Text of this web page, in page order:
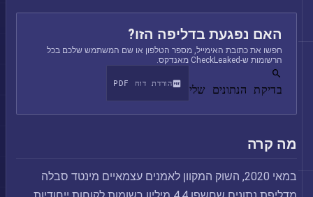
האם נפגעת בדליפה הזו?
חפשו את כתובת האימייל, מספר הטלפון או שם המשתמש שלכם בכל
הרשומות ש-CheckLeaked מאנדקס.
בדיקת הנתונים שלי הורדת דוח PDF
מה קרה
במאי 2020, השוק המקוון לאמנים עצמאיים מינטד סבלה